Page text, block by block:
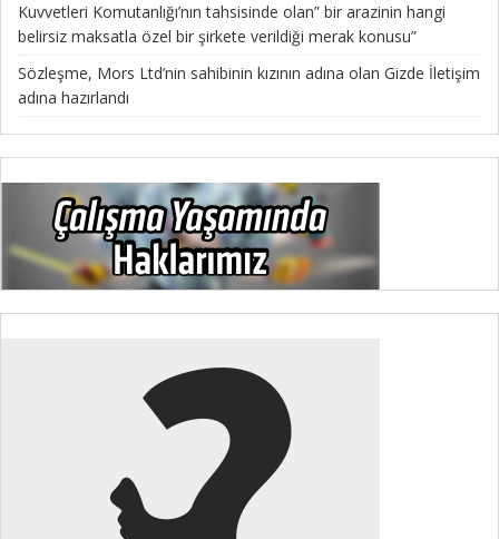
Kuvvetleri Komutanlığı’nın tahsisinde olan” bir arazinin hangi
belirsiz maksatla özel bir şirkete verildiği merak konusu”
Sözleşme, Mors Ltd’nin sahibinin kızının adına olan Gizde İletişim
adına hazırlandı